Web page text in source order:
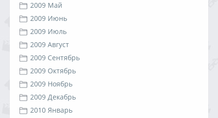
2009 Май
2009 Июнь
2009 Июль
2009 Август
2009 Сентябрь
2009 Октябрь
2009 Ноябрь
2009 Декабрь
2010 Январь